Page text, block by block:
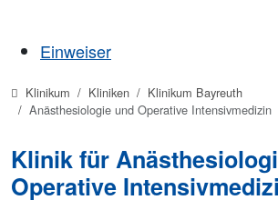
Einweiser
Klinikum Kliniken
Klinikum Bayreuth
Anästhesiologie und Operative Intensivmedizin
Klinik für
Operative